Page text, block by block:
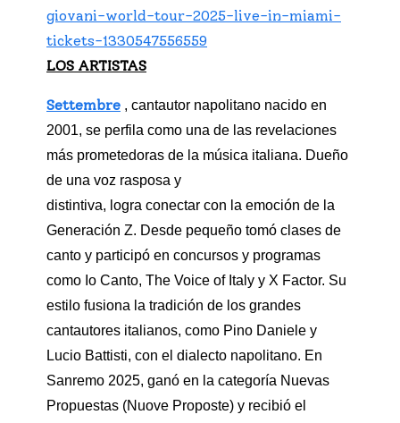
giovani-world-tour-2025-live-in-miami-
tickets-1330547556559
LOS ARTISTAS
Settembre , cantautor napolitano nacido en
2001, se perfila como una de las revelaciones
más prometedoras de la música italiana. Dueño
de una voz rasposa y
distintiva, logra conectar con la emoción de la
Generación Z. Desde pequeño tomó clases de
canto y participó en concursos y programas
como Io Canto, The Voice of Italy y X Factor. Su
estilo fusiona la tradición de los grandes
cantautores italianos, como Pino Daniele y
Lucio Battisti, con el dialecto napolitano. En
Sanremo 2025, ganó en la categoría Nuevas
Propuestas (Nuove Proposte) y recibió el